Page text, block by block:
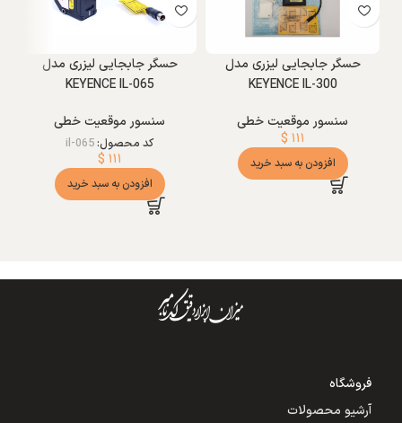
حسگر جابجایی لیزری مدل
KEYENCE IL-300
سنسور موقعیت خطی
$ ۱۱۱
افزودن به سبد خرید
حسگر جابجایی لیزری مدل
KEYENCE IL-065
سنسور موقعیت خطی
کد محصول:il-065
$ ۱۱۱
افزودن به سبد خرید
فروشگاه
آرشیو محصولات